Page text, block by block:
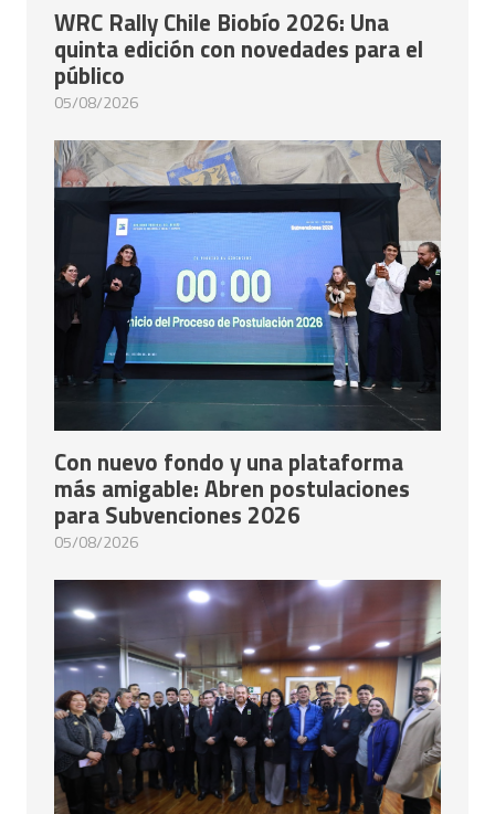
WRC Rally Chile Biobío 2026: Una
quinta edición con novedades para el
público
05/08/2026
Con nuevo fondo y una plataforma
más amigable: Abren postulaciones
para Subvenciones 2026
05/08/2026